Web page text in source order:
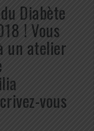
Diabète
! Vous
un atelier
vous